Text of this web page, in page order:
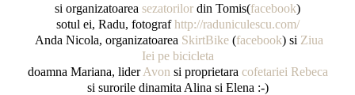
si organizatoarea sezatorilor din Tomis(facebook)
sotul ei, Radu, fotografhttp://raduniculescu.com/
Anda Nicola, organizatoarea SkirtBike (facebook) si Ziua
Iei pe bicicleta
doamna Mariana, liderAvon si proprietara cofetariei Rebeca
si surorile dinamita Alina si Elena :-)